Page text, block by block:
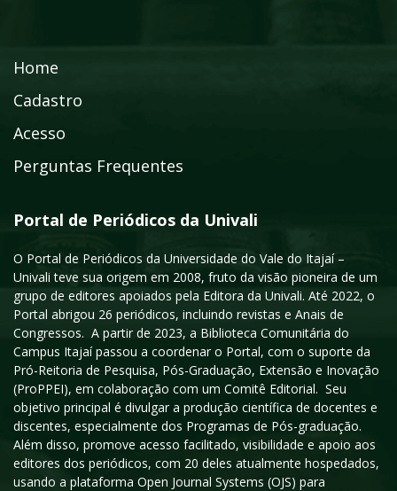
Home
Cadastro
Acesso
Perguntas Frequentes
Portal de Periódicos da Univali
O Portal de Periódicos da Universidade do Vale do Itajaí –
Univali teve sua origem em 2008, fruto da visão pioneira de um
grupo de editores apoiados pela Editora da Univali. Até 2022, o
Portal abrigou 26 periódicos, incluindo revistas e Anais de
Congressos. A partir de 2023, a Biblioteca Comunitária do
Campus Itajaí passou a coordenar o Portal, com o suporte da
Pró-Reitoria de Pesquisa, Pós-Graduação, Extensão e Inovação
(ProPPEI), em colaboração com um Comitê Editorial. Seu
objetivo principal é divulgar a produção científica de docentes e
discentes, especialmente dos Programas de Pós-graduação.
Além disso, promove acesso facilitado, visibilidade e apoio aos
editores dos periódicos, com 20 deles atualmente hospedados,
usando a plataforma Open Journal Systems (OJS) para